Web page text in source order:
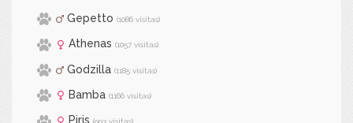
Gepetto (1086 visitas)
Athenas (1057 visitas)
Godzilla (1185 visitas)
Bamba (1166 visitas)
Piris